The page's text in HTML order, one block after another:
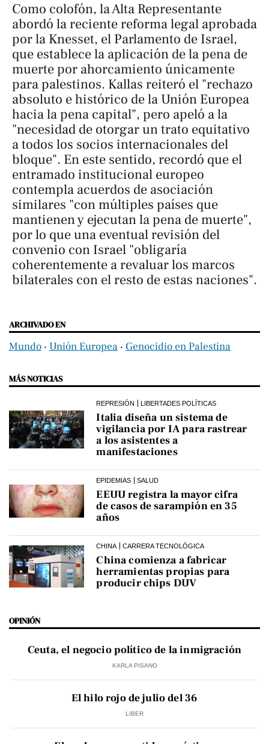
Como colofón, la Alta Representante
abordó la reciente reforma legal aprobada
por la Knesset, el Parlamento de Israel,
que establece la aplicación de la pena de
muerte por ahorcamiento únicamente
para palestinos. Kallas reiteró el "rechazo
absoluto e histórico de la Unión Europea
hacia la pena capital", pero apeló a la
"necesidad de otorgar un trato equitativo
a todos los socios internacionales del
bloque". En este sentido, recordó que el
entramado institucional europeo
contempla acuerdos de asociación
similares "con múltiples países que
mantienen y ejecutan la pena de muerte",
por lo que una eventual revisión del
convenio con Israel "obligaría
coherentemente a revaluar los marcos
bilaterales con el resto de estas naciones".
ARCHIVADO EN
Mundo ‧ Unión Europea ‧ Genocidio en Palestina
MÁS NOTICIAS
REPRESIÓN LIBERTADES POLÍTICAS
Italia diseña un sistema de
vigilancia por IA para rastrear
a los asistentes a
manifestaciones
EPIDEMIAS SALUD
EEUU registra la mayor cifra
de casos de sarampión en 35
años
CHINA CARRERA TECNOLÓGICA
China comienza a fabricar
herramientas propias para
producir chips DUV
OPINIÓN
Ceuta, el negocio político de la inmigración
KARLA PISANO
El hilo rojo de julio del 36
LIBER